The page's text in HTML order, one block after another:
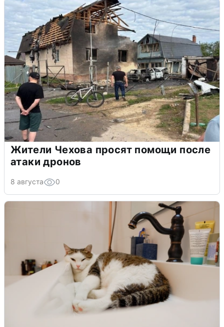
Жители Чехова просят помощи после
атаки дронов
8 августа 0